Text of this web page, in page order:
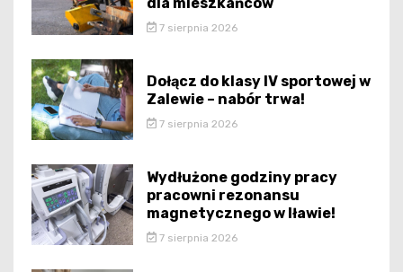
7 sierpnia 2026
Dołącz do klasy IV sportowej w
Zalewie – nabór trwa!
7 sierpnia 2026
Wydłużone godziny pracy
pracowni rezonansu
magnetycznego w Iławie!
7 sierpnia 2026